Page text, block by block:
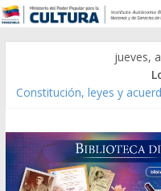
jueves,
Constitución, leyes y
Modesta Bor Sánchez
Gaceta Oficial de la
Caracas 09 de marzo de